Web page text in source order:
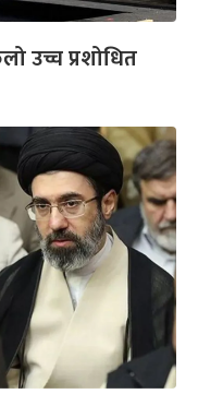
उच्च प्रशोधित